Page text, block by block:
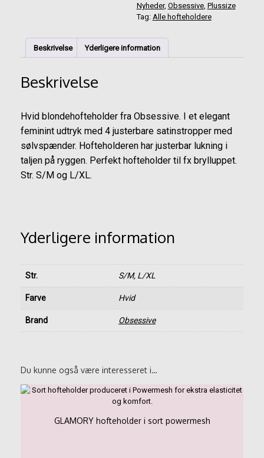
Nyheder, Obsessive, Plussize
Tag: Alle hofteholdere
Beskrivelse Yderligere information
Beskrivelse
Hvid blondehofteholder fra Obsessive. I et elegant
feminint udtryk med 4 justerbare satinstropper med
sølvspænder. Hofteholderen har justerbar lukning i
taljen på ryggen. Perfekt hofteholder til fx brylluppet.
Str. S/M og L/XL.
Yderligere information
Str. S/M, L/XL
Farve Hvid
Brand Obsessive
Du kunne også være interesseret i…
GLAMORY hofteholder i sort powermesh